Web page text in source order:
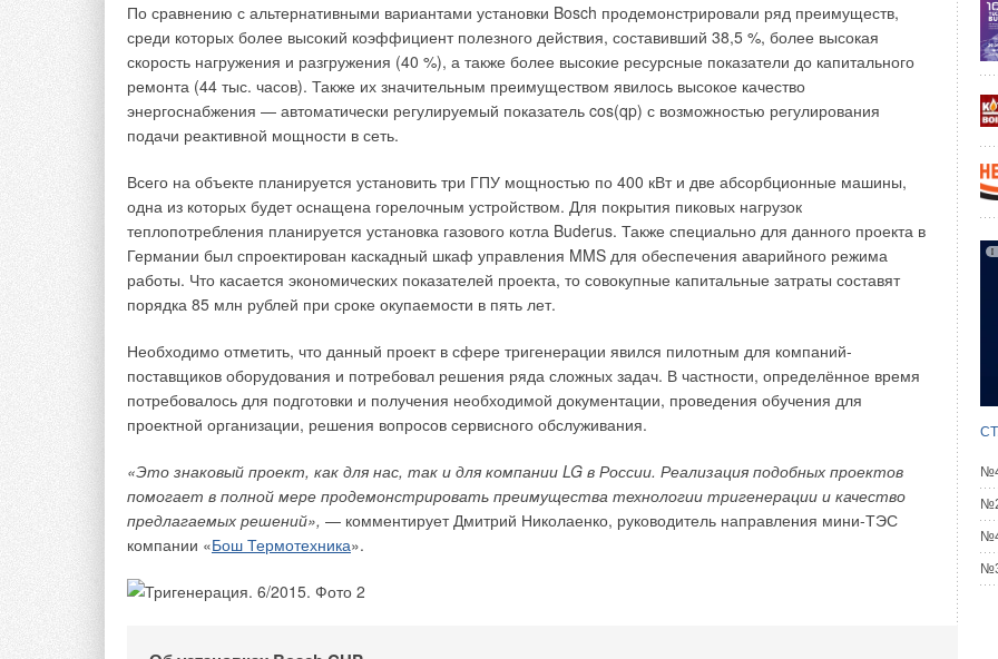
По сравнению с альтернативными вариантами установки Bosch продемонстрировали ряд преимуществ,
среди которых более высокий коэффициент полезного действия, составивший 38,5 %, более высокая
скорость нагружения и разгружения (40 %), а также более высокие ресурсные показатели до капитального
ремонта (44 тыс. часов). Также их значительным преимуществом явилось высокое качество
энергоснабжения — автоматически регулируемый показатель cos(qp) с возможностью регулирования
подачи реактивной мощности в сеть.
Всего на объекте планируется установить три ГПУ мощностью по 400 кВт и две абсорбционные машины,
одна из которых будет оснащена горелочным устройством. Для покрытия пиковых нагрузок
теплопотребления планируется установка газового котла Buderus. Также специально для данного проекта в
Германии был спроектирован каскадный шкаф управления MMS для обеспечения аварийного режима
работы. Что касается экономических показателей проекта, то совокупные капитальные затраты составят
порядка 85 млн рублей при сроке окупаемости в пять лет.
Необходимо отметить, что данный проект в сфере тригенерации явился пилотным для компаний-
поставщиков оборудования и потребовал решения ряда сложных задач. В частности, определённое время
потребовалось для подготовки и получения необходимой документации, проведения обучения для
проектной организации, решения вопросов сервисного обслуживания.
«Это знаковый проект, как для нас, так и для компании LG в России. Реализация подобных проектов
помогает в полной мере продемонстрировать преимущества технологии тригенерации и качество
предлагаемых решений», — комментирует Дмитрий Николаенко, руководитель направления мини-ТЭС
компании «Бош Термотехника».
Добавить комментарий
Ваше имя * Ваш E-mail *
Текст комментария